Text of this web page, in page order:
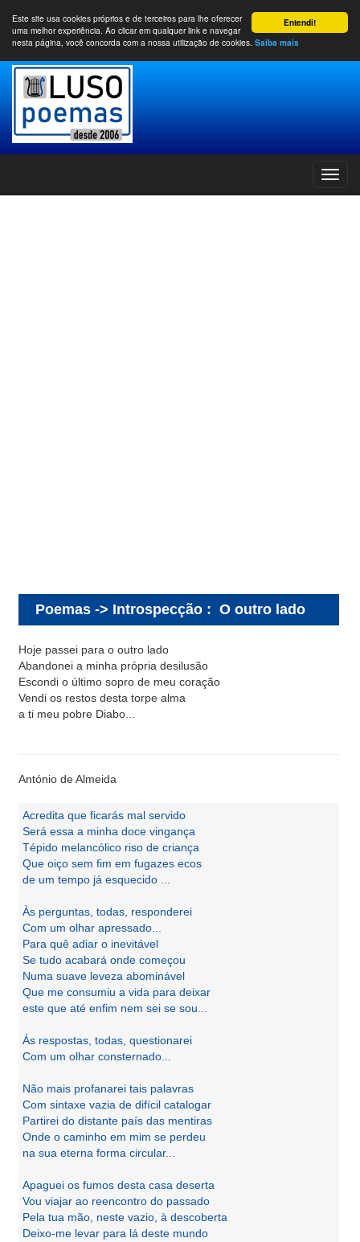
Entendi!
Este site usa cookies próprios e de terceiros para lhe oferecer
uma melhor experiência. Ao clicar em qualquer link e navegar
nesta página, você concorda com a nossa utilização de cookies. Saiba mais
Poemas -> Introspecção : O outro lado
Hoje passei para o outro lado
Abandonei a minha própria desilusão
Escondi o último sopro de meu coração
Vendi os restos desta torpe alma
a ti meu pobre Diabo...
António de Almeida
Acredita que ficarás mal servido
Será essa a minha doce vingança
Tépido melancólico riso de criança
Que oiço sem fim em fugazes ecos
de um tempo já esquecido ...
Às perguntas, todas, responderei
Com um olhar apressado...
Para quê adiar o inevitável
Se tudo acabará onde começou
Numa suave leveza abominável
Que me consumiu a vida para deixar
este que até enfim nem sei se sou...
Ás respostas, todas, questionarei
Com um olhar consternado...
Não mais profanarei tais palavras
Com sintaxe vazia de difícil catalogar
Partirei do distante país das mentiras
Onde o caminho em mim se perdeu
na sua eterna forma circular...
Apaguei os fumos desta casa deserta
Vou viajar ao reencontro do passado
Pela tua mão, neste vazio, à descoberta
Deixo-me levar para lá deste mundo